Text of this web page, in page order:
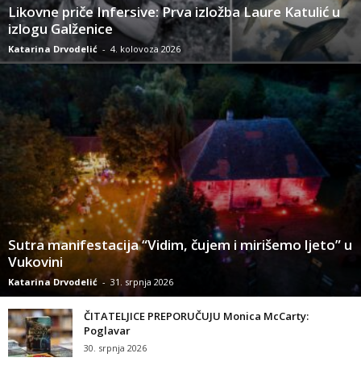
Likovne priče Infersive: Prva izložba Laure Katulić u
izlogu Galženice
Katarina Drvodelić - 4. kolovoza 2026
Sutra manifestacija “Vidim, čujem i mirišemo ljeto” u
Vukovini
Katarina Drvodelić - 31. srpnja 2026
ČITATELJICE PREPORUČUJU Monica McCarty:
Poglavar
30. srpnja 2026